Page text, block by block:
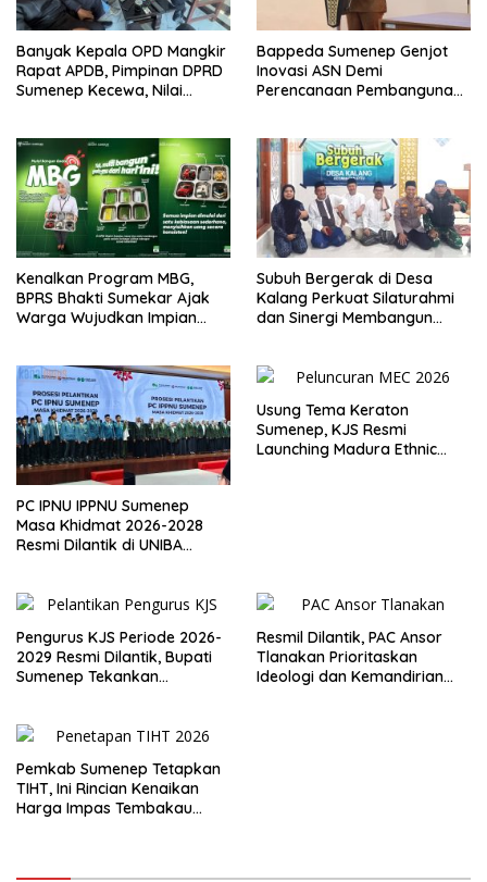
Banyak Kepala OPD Mangkir
Rapat APDB, Pimpinan DPRD
Sumenep Kecewa, Nilai
Bappeda Sumenep Genjot
Inovasi ASN Demi
Perencanaan Pembangunan
Kenalkan Program MBG,
BPRS Bhakti Sumekar Ajak
Warga Wujudkan Impian
Subuh Bergerak di Desa
Kalang Perkuat Silaturahmi
dan Sinergi Membangun
PC IPNU IPPNU Sumenep
Masa Khidmat 2026-2028
Resmi Dilantik di UNIBA
Usung Tema Keraton
Sumenep, KJS Resmi
Launching Madura Ethnic
Pengurus KJS Periode 2026-
2029 Resmi Dilantik, Bupati
Sumenep Tekankan
Resmil Dilantik, PAC Ansor
Tlanakan Prioritaskan
Ideologi dan Kemandirian
Pemkab Sumenep Tetapkan
TIHT, Ini Rincian Kenaikan
Harga Impas Tembakau